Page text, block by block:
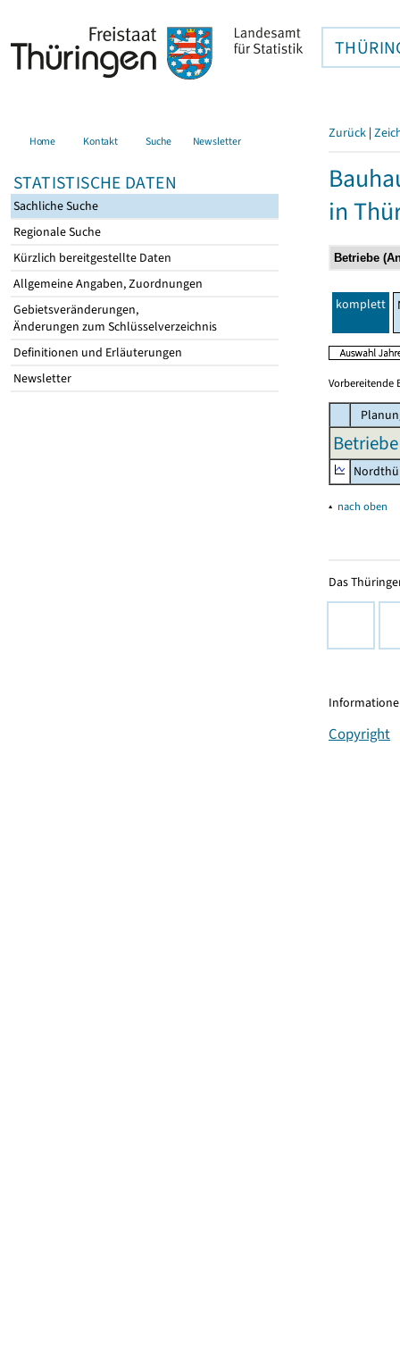
Home Kontakt Suche Newsletter
STATISTISCHE DATEN
Sachliche Suche
Regionale Suche
Kürzlich bereitgestellte Daten
Allgemeine Angaben, Zuordnungen
Gebietsveränderungen,
Änderungen zum Schlüsselverzeichnis
Definitionen und Erläuterungen
Newsletter
Zurück |
in
komplett
Vorbereitende
▴ nach oben
Das
Copyright